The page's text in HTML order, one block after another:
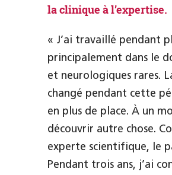
la clinique à l’expertise.
« J’ai travaillé pendant
principalement dans le
et neurologiques rares.
changé pendant cette
en plus de place. À un
découvrir autre chose.
experte scientifique, le
Pendant trois ans, j’ai